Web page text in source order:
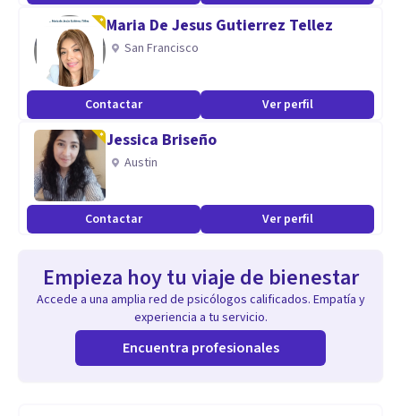
Maria De Jesus Gutierrez Tellez
San Francisco
Contactar Ver perfil
Jessica Briseño
Austin
Contactar Ver perfil
Empieza hoy tu viaje de bienestar
Accede a una amplia red de psicólogos calificados. Empatía y
experiencia a tu servicio.
Encuentra profesionales